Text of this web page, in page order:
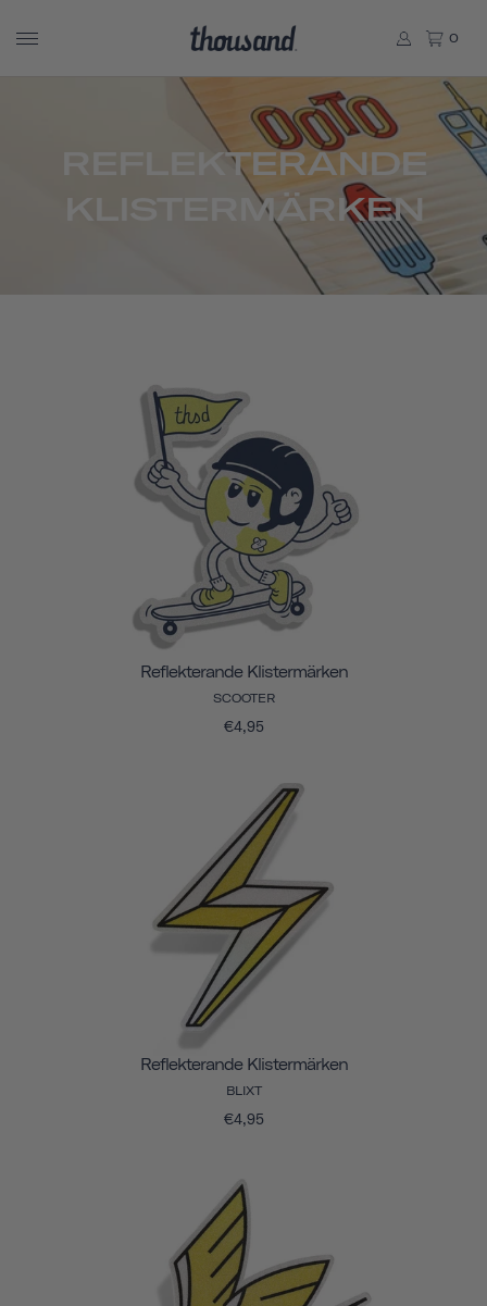
0
REFLEKTERANDE
KLISTERMÄRKEN
Reflekterande Klistermärken
SCOOTER
€4,95
Reflekterande Klistermärken
BLIXT
€4,95